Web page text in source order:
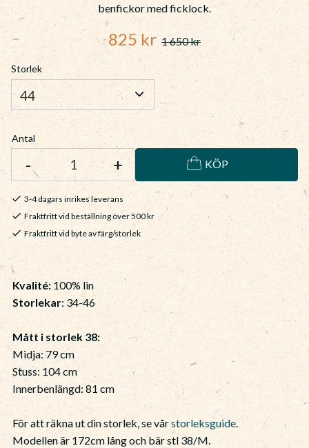
benfickor med ficklock.
Nedsatt pris:
825 kr Ordinarie pris:
1 650kr
Storlek
Antal
+
- KÖP
3-4 dagars inrikes leverans
Fraktfritt vid beställning över 500 kr
Fraktfritt vid byte av färg/storlek
Kvalité: 100% lin
Storlekar: 34-46
Mått i storlek 38:
Midja: 79 cm
Stuss: 104 cm
Innerbenlängd: 81 cm
För att räkna ut din storlek, se vårstorleksguide.
Modellen är 172cm lång och bär stl 38/M.